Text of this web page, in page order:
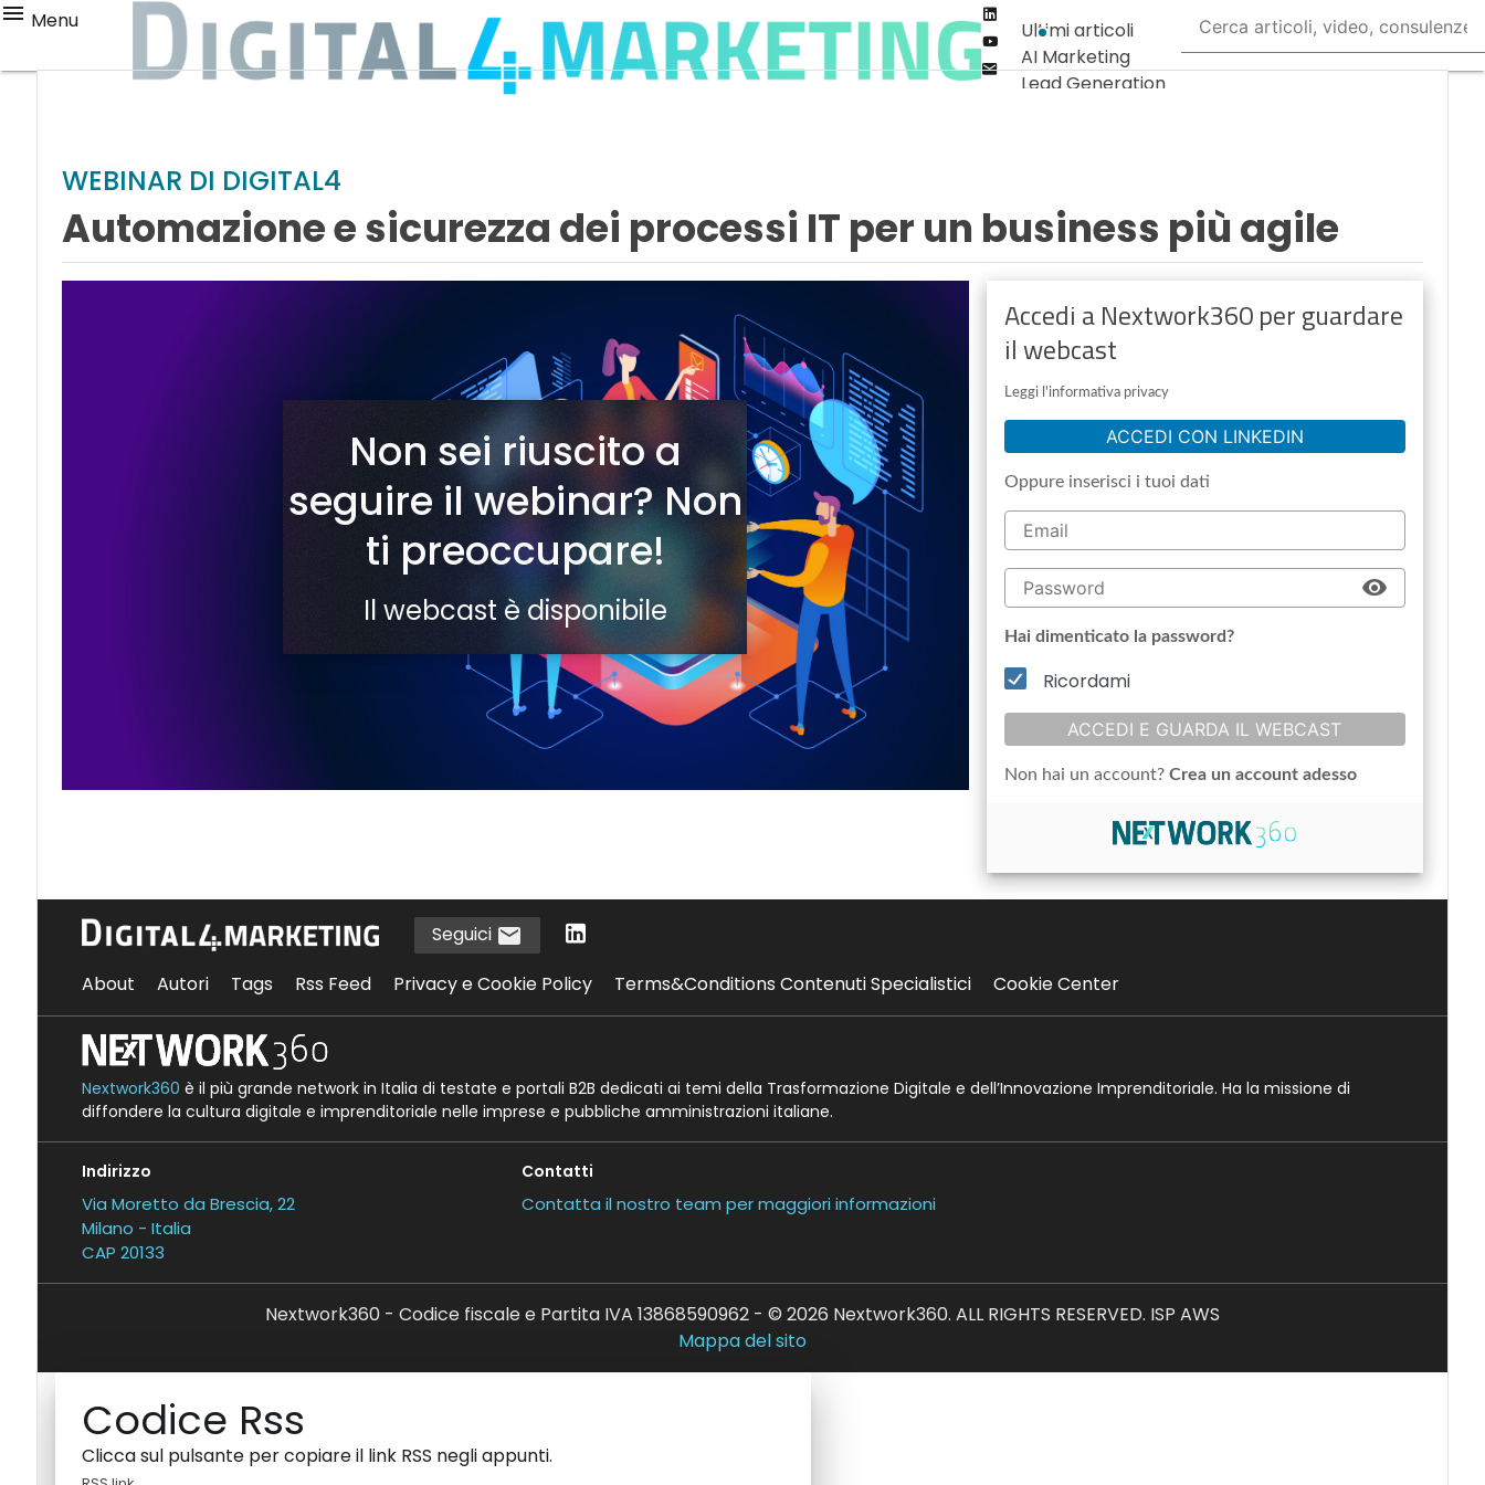
Menu
Youtube-
play
Email
Ultimi articoli
AI Marketing
Lead Generation
WEBINAR DI DIGITAL4
Automazione e sicurezza dei processi IT per un business più agile
Non sei riuscito a
seguire il webinar? Non
ti preoccupare!
Il webcast è disponibile
Accedi a Nextwork360 per guardare
il webcast
Leggi l'informativa privacy
ACCEDI CON LINKEDIN
Oppure inserisci i tuoi dati
Hai dimenticato la password?
Ricordami
ACCEDI E GUARDA IL WEBCAST
Non hai un account?Crea un account adesso
Seguici
About
Autori Tags Rss Feed Privacy e Cookie Policy Terms&Conditions Contenuti Specialistici Cookie Center
Nextwork360 è il più grande network in Italia di testate e portali B2B dedicati ai temi della Trasformazione Digitale e dell’Innovazione Imprenditoriale. Ha la missione di
diffondere la cultura digitale e imprenditoriale nelle imprese e pubbliche amministrazioni italiane.
Indirizzo
Via Moretto da Brescia, 22
Milano - Italia
CAP 20133
Contatti
Contatta il nostro team per maggiori informazioni
Nextwork360 - Codice fiscale e Partita IVA 13868590962 - © 2026 Nextwork360. ALL RIGHTS RESERVED. ISP AWS
Mappa del sito
Codice Rss
Clicca sul pulsante per copiare il link RSS negli appunti.